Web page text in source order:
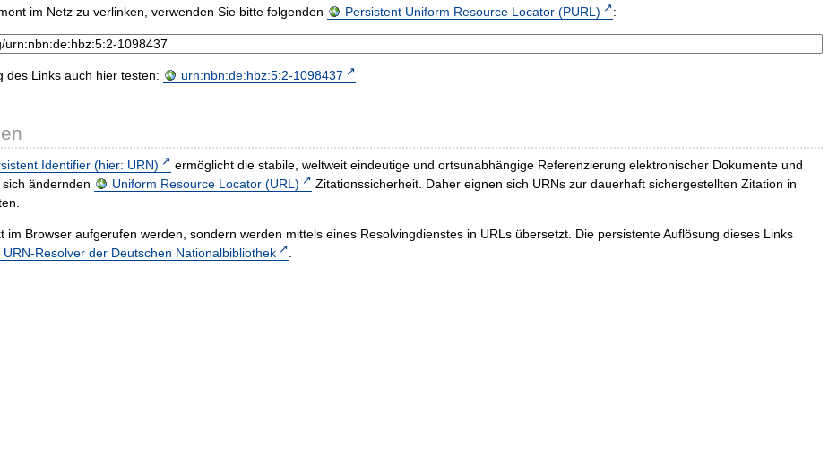
im Netz zu verlinken, verwenden Sie bitte folgenden Persistent Uniform Resource Locator (PURL) :
des Links auch hier testen: urn:nbn:de:hbz:5:2-1098437
Identifier (hier: URN)
ermöglicht die stabile, weltweit eindeutige und ortsunabhängige Referenzierung elektronischer Dokumente und
ändernden
Uniform Resource Locator (URL)
Zitationssicherheit. Daher eignen sich URNs zur dauerhaft sichergestellten Zitation in
im Browser aufgerufen werden, sondern werden mittels eines Resolvingdienstes in URLs übersetzt. Die persistente Auflösung dieses Links
URN-Resolver der Deutschen Nationalbibliothek .